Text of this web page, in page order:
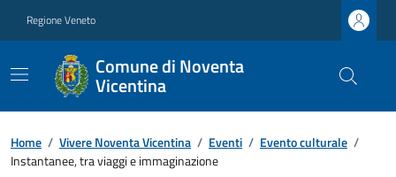
Regione Veneto
Comune di Noventa
Vicentina
Home / Vivere Noventa Vicentina / Eventi / Evento culturale /
Instantanee, tra viaggi e immaginazione